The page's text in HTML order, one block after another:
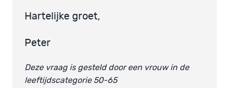
Hartelijke groet,
Peter
Deze vraag is gesteld door een vrouw in de
leeftijdscategorie 50-65